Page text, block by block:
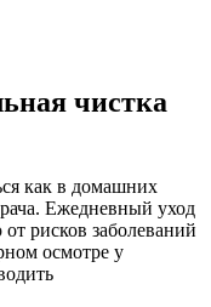
чистка
как в домашних
Ежедневный уход
рисков заболеваний
осмотре у